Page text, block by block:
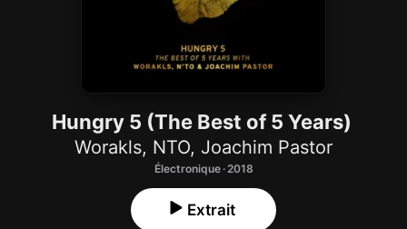
Hungry 5 (The Best of 5 Years)
Worakls, NTO, Joachim Pastor
Électronique · 2018
Extrait